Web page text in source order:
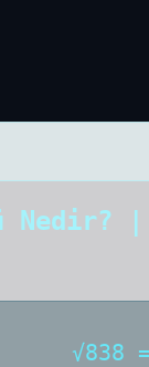
Nedir? |
√838 =